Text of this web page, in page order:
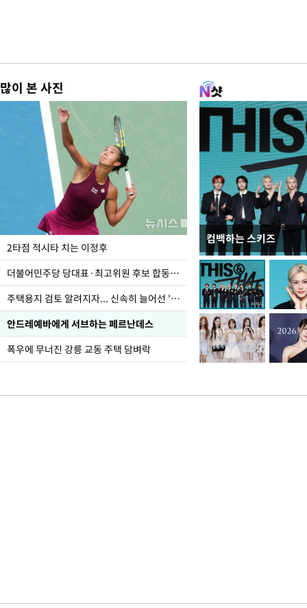
많이 본 사진
2타점 적시타 치는 이정후
더불어민주당 당대표·최고위원 후보 합동연설회
주택용지 검토 알려지자... 신속히 늘어선 '근조화환'
안드레예바에게 서브하는 페르난데스
폭우에 무너진 강릉 교동 주택 담벼락
컴백하는 스키즈
이번주 국회에는 무